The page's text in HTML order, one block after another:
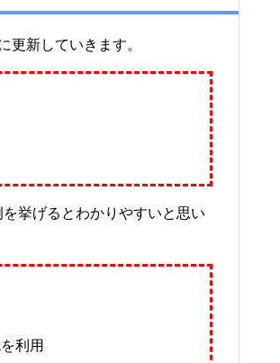
更新していきます。
挙げるとわかりやすいと思い
利用